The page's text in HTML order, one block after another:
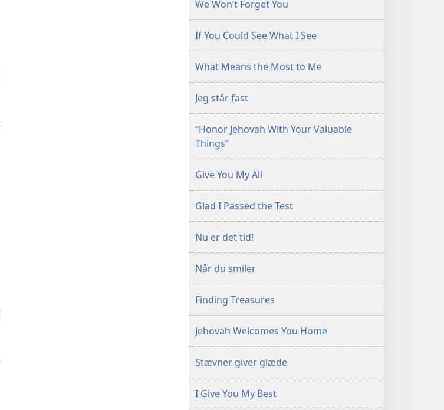
We Won’t Forget You
If You Could See What I See
What Means the Most to Me
Jeg står fast
“Honor Jehovah With Your Valuable
Things”
Give You My All
Glad I Passed the Test
Nu er det tid!
Når du smiler
Finding Treasures
Jehovah Welcomes You Home
Stævner giver glæde
I Give You My Best